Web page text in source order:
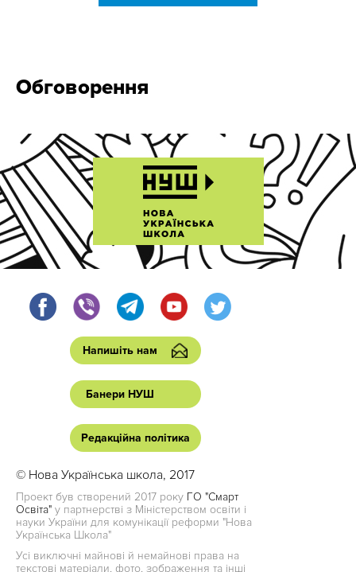
Обговорення
Напишіть нам
Банери НУШ
Редакційна політика
© Нова Українська школа, 2017
Проект був створений 2017 року ГО "Смарт
Освіта" у партнерстві з Міністерством освіти і
науки України для комунікації реформи "Нова
Українська Школа"
Усі виключні майнові й немайнові права на
текстові матеріали, фото, зображення та інші